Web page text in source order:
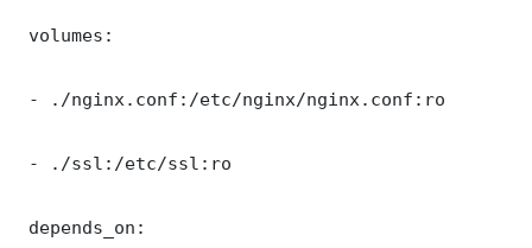
volumes:
- ./nginx.conf:/etc/nginx/nginx.conf:ro
- ./ssl:/etc/ssl:ro
depends_on: